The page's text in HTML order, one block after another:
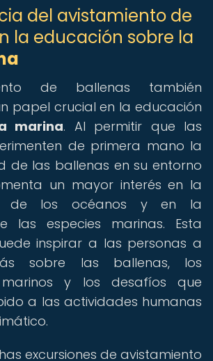
del avistamiento de
la educación sobre la
de ballenas también
papel crucial en la educación
marina. Al permitir que las
de primera mano la
de las ballenas en su entorno
un mayor interés en la
de los océanos y en la
las especies marinas. Esta
inspirar a las personas a
sobre las ballenas, los
marinos y los desafíos que
a las actividades humanas
excursiones de avistamiento